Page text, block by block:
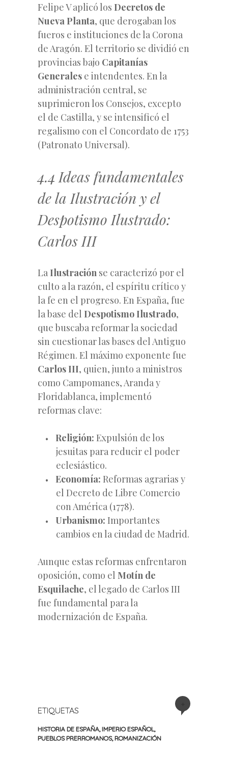
Felipe V aplicó los Decretos de
Nueva Planta, que derogaban los
fueros e instituciones de la Corona
de Aragón. El territorio se dividió en
provincias bajo Capitanías
Generales e intendentes. En la
administración central, se
suprimieron los Consejos, excepto
el de Castilla, y se intensificó el
regalismo con el Concordato de 1753
(Patronato Universal).
4.4 Ideas fundamentales
de la Ilustración y el
Despotismo Ilustrado:
Carlos III
La Ilustración se caracterizó por el
culto a la razón, el espíritu crítico y
la fe en el progreso. En España, fue
la base del Despotismo Ilustrado,
que buscaba reformar la sociedad
sin cuestionar las bases del Antiguo
Régimen. El máximo exponente fue
Carlos III, quien, junto a ministros
como Campomanes, Aranda y
Floridablanca, implementó
reformas clave:
Religión: Expulsión de los
jesuitas para reducir el poder
eclesiástico.
Economía: Reformas agrarias y
el Decreto de Libre Comercio
con América (1778).
Urbanismo: Importantes
cambios en la ciudad de Madrid.
Aunque estas reformas enfrentaron
oposición, como el Motín de
Esquilache, el legado de Carlos III
fue fundamental para la
modernización de España.
ETIQUETAS
HISTORIA DE ESPAÑA IMPERIO ESPAÑOL
PUEBLOS PRERROMANOS, ROMANIZACIÓN